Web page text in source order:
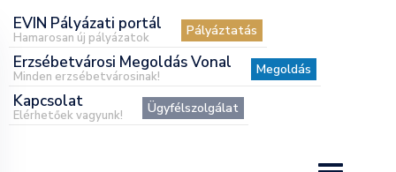
EVIN Pályázati portál
Hamarosan új pályázatok Pályáztatás
Erzsébetvárosi Megoldás Vonal
Minden erzsébetvárosinak! Megoldás
Kapcsolat
Elérhetőek vagyunk! Ügyfélszolgálat